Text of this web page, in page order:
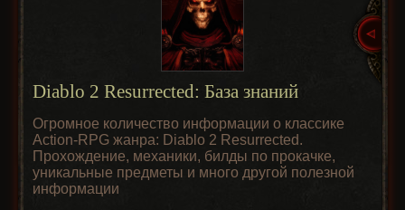
Diablo 2 Resurrected: База знаний
Огромное количество информации о классике
Action-RPG жанра: Diablo 2 Resurrected.
Прохождение, механики, билды по прокачке,
уникальные предметы и много другой полезной
информации